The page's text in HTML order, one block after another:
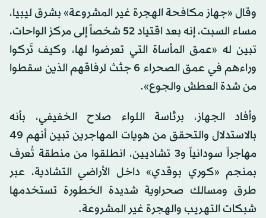
وقال «جهاز مكافحة الهجرة غير المشروعة» بشرق ليبيا،
مساء السبت، إنه بعد اقتياد 52 شخصاً إلى مركز الواحات،
تبين له «عمق المأساة التي تعرضوا لها، وكيف تَركوا
وراءهم في عمق الصحراء 6 جثث لرفاقهم الذين سقطوا
من شدة العطش والجوع».
وأفاد الجهاز، برئاسة اللواء صلاح الخفيفي، بأنه
بالاستدلال والتحقق من هويات المهاجرين تبين أنهم 49
مهاجراً سودانياً و3 تشاديين، انطلقوا من منطقة تُعرف
بمنجم «كوري بوقدي» داخل الأراضي التشادية، عبر
طرق ومسالك صحراوية شديدة الخطورة تستخدمها
شبكات التهريب والهجرة غير المشروعة.